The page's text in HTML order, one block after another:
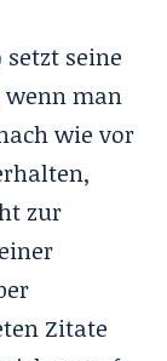
setzt seine
wenn man
wie vor
zur
Zitate